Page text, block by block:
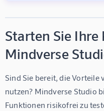
Starten Sie
Mindverse
Sind Sie bereit, die Vorteile
nutzen? Mindverse Studio
Funktionen risikofrei zu